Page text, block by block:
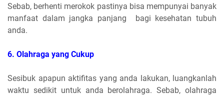
Sebab, berhenti merokok pastinya bisa mempunyai banyak
manfaat dalam jangka panjang bagi kesehatan tubuh
anda.
6. Olahraga yang Cukup
Sesibuk apapun aktifitas yang anda lakukan, luangkanlah
waktu sedikit untuk anda berolahraga. Sebab, olahraga